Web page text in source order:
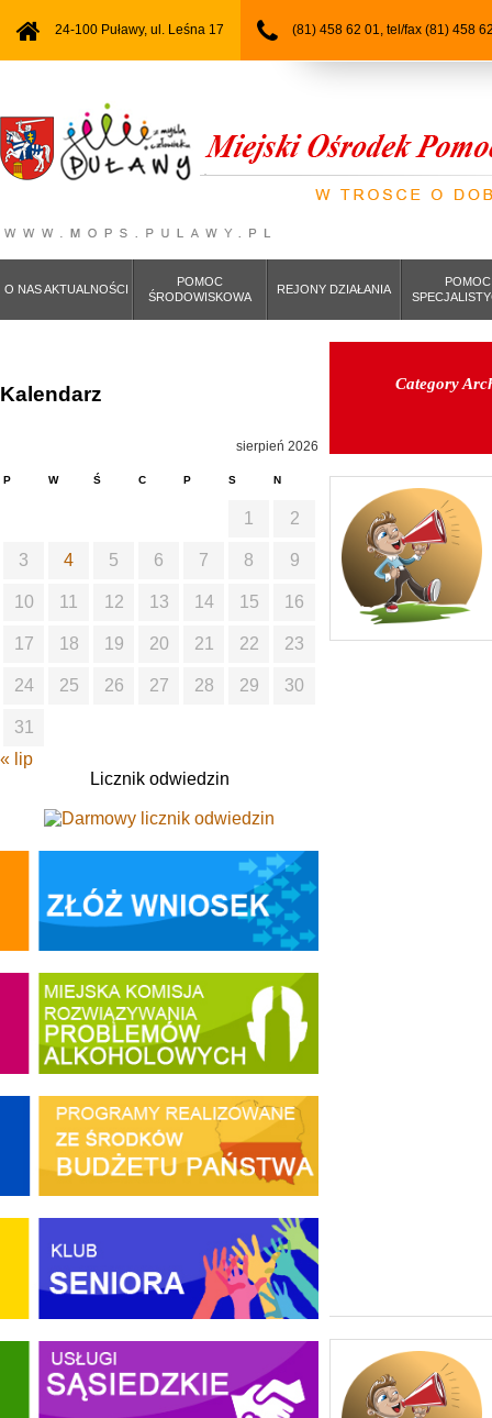
24-100 Puławy, ul. Leśna 17 (81) 458 62 01, tel/fax (81) 458
O NAS AKTUALNOŚCI
POMOC
ŚRODOWISKOWA
REJONY DZIAŁANIA
POMOC
Category
Kalendarz
sierpień 2026
P W Ś C P S N
1 2
3 4 5 6 7 8 9
10 11 12 13 14 15 16
17 18 19 20 21 22 23
24 25 26 27 28 29 30
31
« lip
Licznik odwiedzin